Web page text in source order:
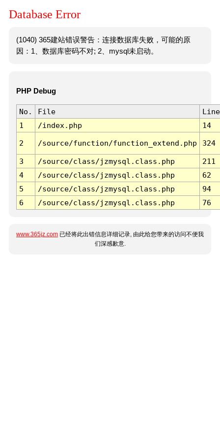
Database Error
(1040) 365建站错误警告：连接数据库失败，可能的原
因：1、数据库密码不对; 2、mysql未启动。
PHP Debug
No. File
Line
1
/index.php 14
2 /source/function/function_extend.php 324
3 /source/class/jzmysql.class.php
211
4
/source/class/jzmysql.class.php
62
5
/source/class/jzmysql.class.php
94
6
/source/class/jzmysql.class.php 76
www.365jz.com 已经将此出错信息详细记录, 由此给您带来的访问不便我
们深感歉意.